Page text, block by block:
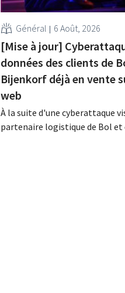
Général 6 Août, 2026
[Mise à jour]
données des clients de
Bijenkorf déjà en vente
web
À la suite d'une cyberattaque
partenaire logistique de Bol et